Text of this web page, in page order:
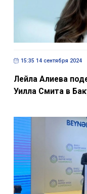
15:35 14 сентября 2024
Лейла Алиева
Уилла Смита в